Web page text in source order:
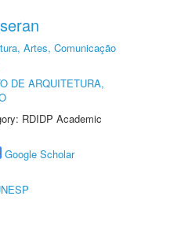
Artes, Comunicação
DE ARQUITETURA,
RDIDP Academic
Google Scholar